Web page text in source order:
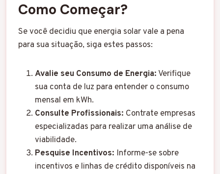
Como Começar?
Se você decidiu que energia solar vale a pena
para sua situação, siga estes passos:
Avalie seu Consumo de Energia: Verifique
sua conta de luz para entender o consumo
mensal em kWh.
Consulte Profissionais: Contrate empresas
especializadas para realizar uma análise de
viabilidade.
Pesquise Incentivos: Informe-se sobre
incentivos e linhas de crédito disponíveis na